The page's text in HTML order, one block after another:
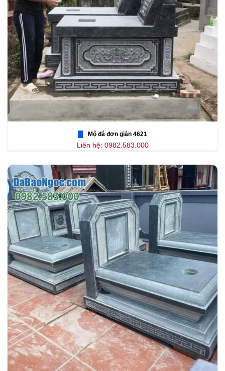
Mộ đá đơn giản 4621
Liên hệ: 0982.583.000